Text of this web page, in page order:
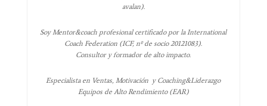
avalan).
Soy Mentor&coach profesional certificado por la International
Coach Federation (ICF, nº de socio 20121083).
Consultor y formador de alto impacto.
Especialista en Ventas, Motivación y Coaching&Liderazgo
Equipos de Alto Rendimiento (EAR)